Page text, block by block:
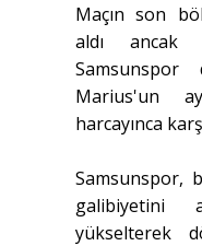
Maçın son
aldı ancak
Marius'un
harcayınca
Samsunspor,
galibiyetini
yükselterek